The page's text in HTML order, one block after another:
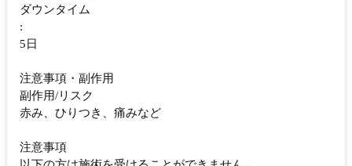
ダウンタイム
:
5日
注意事項・副作用
副作用/リスク
赤み、ひりつき、痛みなど
注意事項